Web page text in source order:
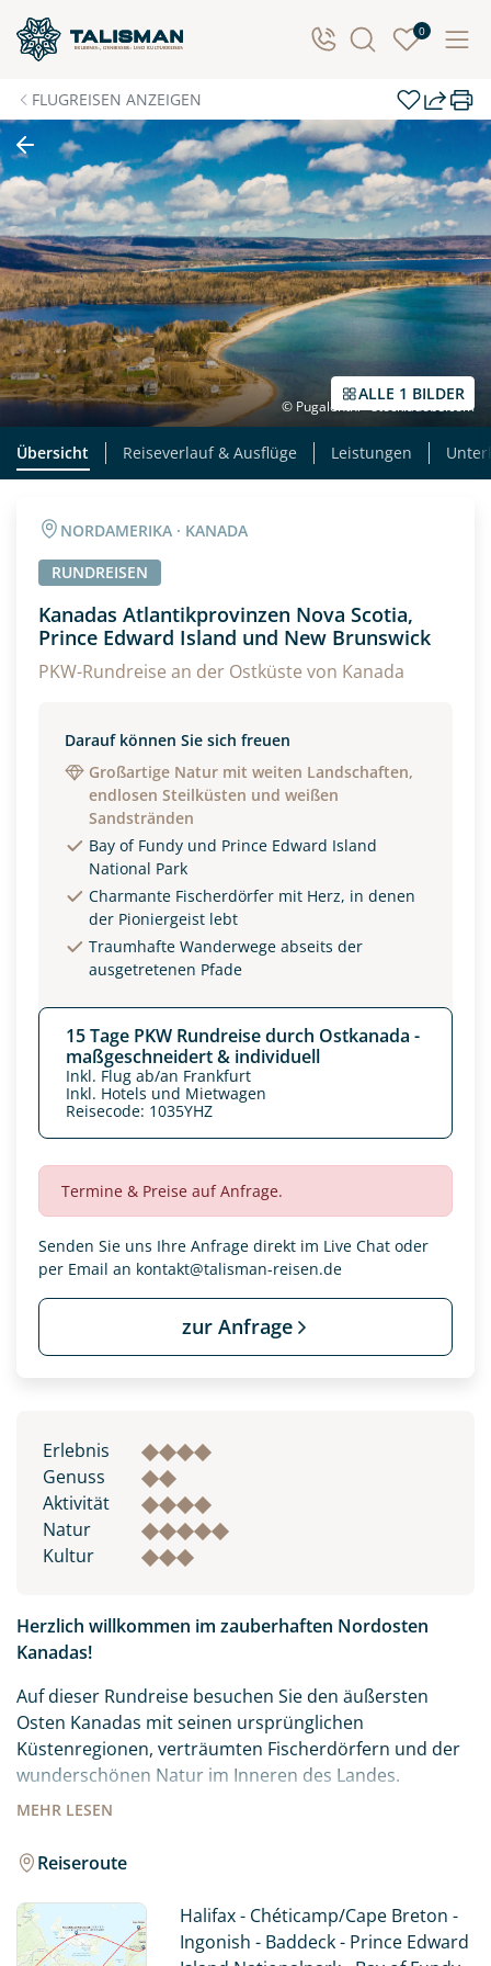
0
FLUGREISEN ANZEIGEN
ALLE 1 BILDER
© Pugalenthi - stock.adobe.com
Übersicht Reiseverlauf & Ausflüge Leistungen
NORDAMERIKA · KANADA
RUNDREISEN
Kanadas Atlantikprovinzen Nova Scotia,
Prince Edward Island und New Brunswick
PKW-Rundreise an der Ostküste von Kanada
Darauf können Sie sich freuen
Großartige Natur mit weiten Landschaften,
endlosen Steilküsten und weißen
Sandstränden
Bay of Fundy und Prince Edward Island
National Park
Charmante Fischerdörfer mit Herz, in denen
der Pioniergeist lebt
Traumhafte Wanderwege abseits der
ausgetretenen Pfade
15 Tage PKW Rundreise durch Ostkanada -
maßgeschneidert & individuell
Inkl. Flug ab/an Frankfurt
Inkl. Hotels und Mietwagen
Reisecode: 1035YHZ
Termine & Preise auf Anfrage.
Senden Sie uns Ihre Anfrage direkt im Live Chat oder
per Email an kontakt@talisman-reisen.de
zur Anfrage
Erlebnis
Genuss
Aktivität
Natur
Kultur
MEHR LESEN
Herzlich willkommen im zauberhaften Nordosten
Kanadas!
Auf dieser Rundreise besuchen Sie den äußersten
Osten Kanadas mit seinen ursprünglichen
Küstenregionen, verträumten Fischerdörfern und der
wunderschönen Natur im Inneren des Landes.
Eher untypisch für den klassischen Kanadaurlaub, aber
Küstenlänge von rund 7.600 Kilometern mit
feinsandigen und kilometerlangen Sandstränden bis
hin zu kleinen Buchten.
Die kleine Insel Prince Edward Island im Golf von St.
Reiseroute
Halifax - Chéticamp/Cape Breton -
Ingonish - Baddeck - Prince Edward